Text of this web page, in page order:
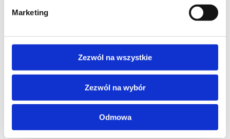
Marketing
Zezwól na wszystkie
Zezwól na wybór
Odmowa
Czip elektroniczny
Dostępne miejsce na czip. Ułatwia identyfikację i
sczytywanie lokalizcji produktu.